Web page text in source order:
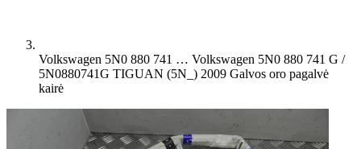
Volkswagen 5N0 880 741 … Volkswagen 5N0 880 741 G /
5N0880741G TIGUAN (5N_) 2009 Galvos oro pagalvė
kairė